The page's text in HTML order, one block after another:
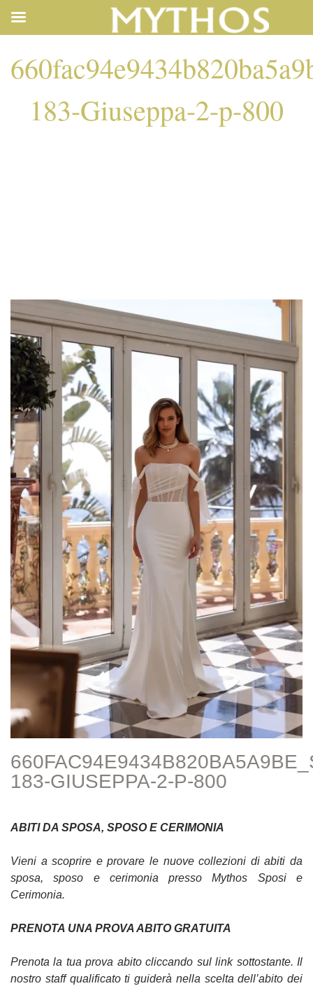
183-Giuseppa-2-p-800
183-GIUSEPPA-2-P-800
ABITI DA SPOSA, SPOSO E CERIMONIA
Vieni a scoprire e provare le nuove collezioni di abiti da
sposa, sposo e cerimonia presso Mythos Sposi e
Cerimonia.
PRENOTA UNA PROVA ABITO GRATUITA
Prenota la tua prova abito cliccando sul link sottostante. Il
nostro staff qualificato ti guiderà nella scelta dell’abito dei